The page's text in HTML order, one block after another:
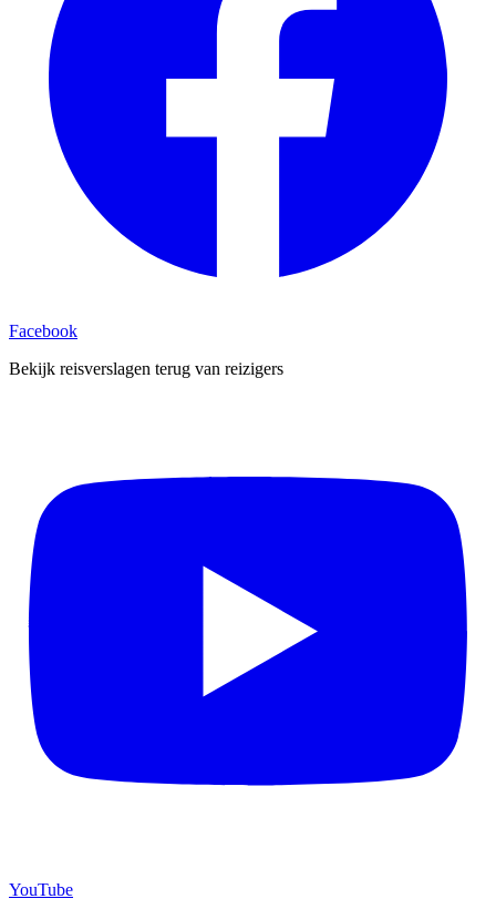
Facebook
Bekijk reisverslagen terug van reizigers
YouTube